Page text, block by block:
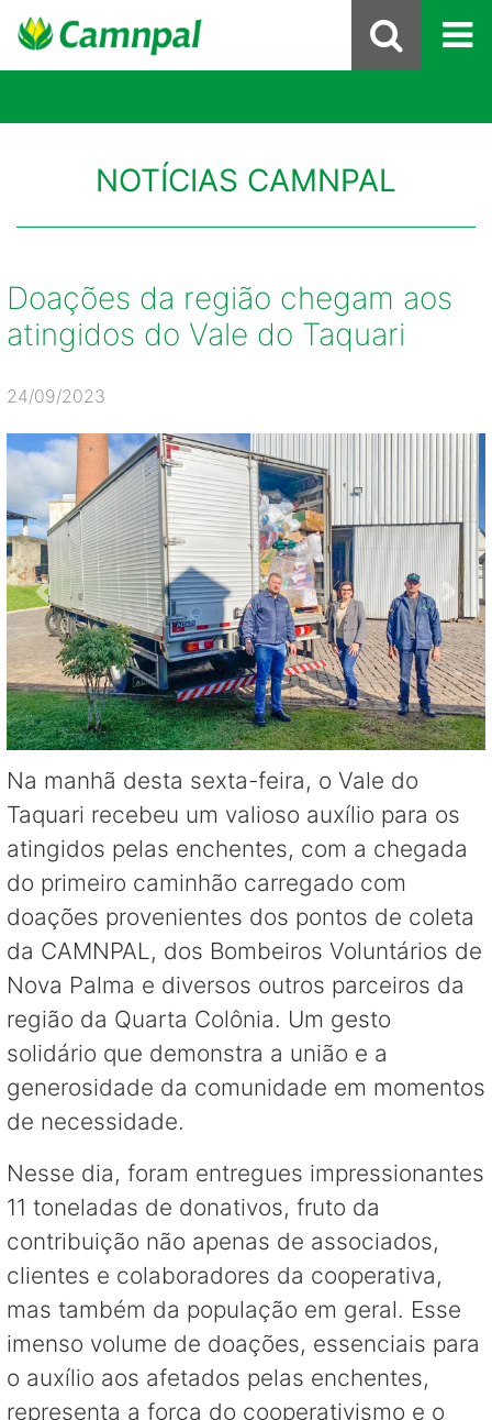
NOTÍCIAS CAMNPAL
Doações da região chegam aos
atingidos do Vale do Taquari
24/09/2023
Na manhã desta sexta-feira, o Vale do
Taquari recebeu um valioso auxílio para os
atingidos pelas enchentes, com a chegada
do primeiro caminhão carregado com
doações provenientes dos pontos de coleta
da CAMNPAL, dos Bombeiros Voluntários de
Nova Palma e diversos outros parceiros da
região da Quarta Colônia. Um gesto
solidário que demonstra a união e a
generosidade da comunidade em momentos
de necessidade.
Nesse dia, foram entregues impressionantes
11 toneladas de donativos, fruto da
contribuição não apenas de associados,
clientes e colaboradores da cooperativa,
mas também da população em geral. Esse
imenso volume de doações, essenciais para
o auxílio aos afetados pelas enchentes,
representa a força do cooperativismo e o